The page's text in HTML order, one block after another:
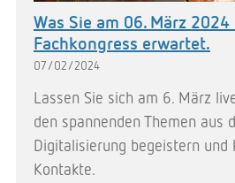
Was Sie am 06. März 2024
Fachkongress erwartet.
07/02/2024
Lassen Sie sich am 6. März
den spannenden Themen aus
Digitalisierung begeistern und
Kontakte.